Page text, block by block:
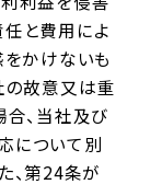
と費用によ
をかけないも
の故意又は重
合、当社及び
について別
、第24条が